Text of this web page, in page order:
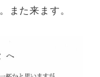
また来ます。